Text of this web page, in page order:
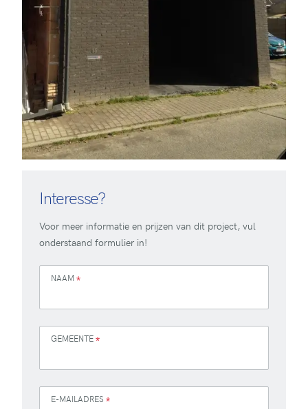
Interesse?
Voor meer informatie en prijzen van dit project, vul
onderstaand formulier in!
NAAM *
GEMEENTE*
E-MAILADRES *